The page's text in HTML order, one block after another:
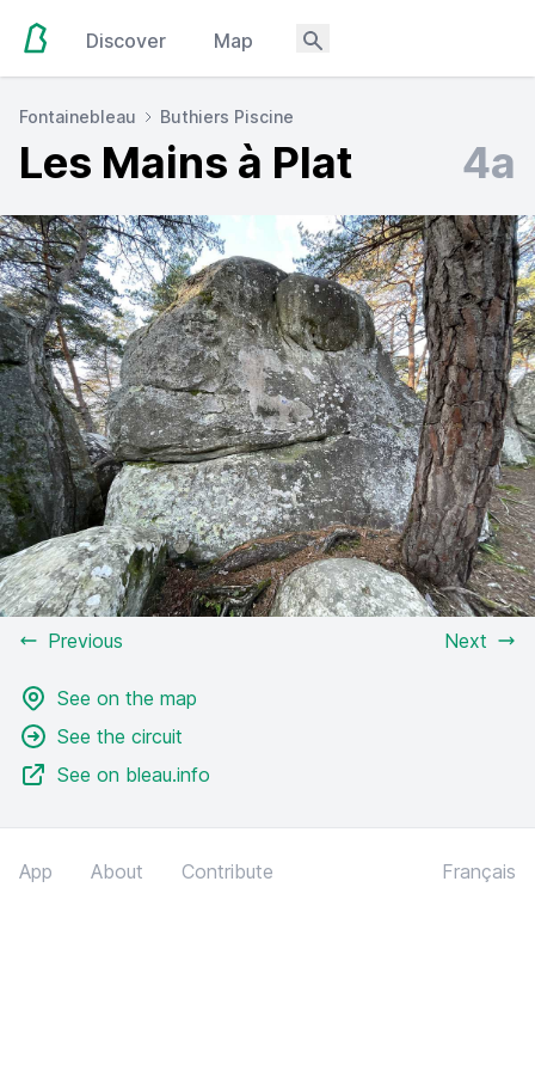
Discover Map
Fontainebleau Buthiers Piscine
Les Mains à Plat 4a
Previous Next
See on the map
See the circuit
See on bleau.info
App About Contribute Français